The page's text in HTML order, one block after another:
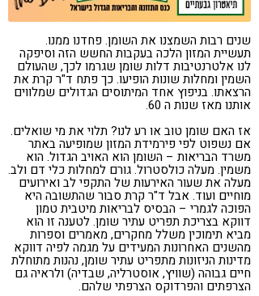
שנים רבות השמצנו את השומן. פחדנו ממנו.
תעשיית המזון הלכה בעקבות החשש הזה וסיפקה
לנו אלטרנטיבות דלות שומן שגרמו לכך, שהעולם
השמין ומחלות שונות הופיעו. כך פתח ד"ר קרת את
הרצאתו. בניפוץ אחד המיתוסים הגדולים שמלווים
אותנו מאז שנות ה 60.
אז האם שומן טוב או רע לנו? תלוי את מי שואלים.
אם נשפוט לפי פירמידת המזון שמופיעה באתר
משרד הבריאות – השומן הוא האויב הגדול. הוא
משמין. מעלה כולסטרול. גורם למחלות כלי דם ולב.
מעלה את שעור האירעות של התקפי לב ואירועים
מוחיים ועוד. אבל ד"ר קרת סבור שהתשובה היא
הפוכה לגמרי – הבסיס לבריאות מיטבית טמון
דווקא בצריכת תפריט עתיר שומן. לטענה זו הוא
מביא תימוכין משלל מחקרים, מאמרים וספרות
מהשנים האחרונות המעידים על מגמה לפיה דווקא
מדינות הניזונות מתפריט עתיר שומן, נהנות מתוחלת
חיים גבוהה (שוויץ, אוסטרליה, שבדיה) ולראיה גם
הצרפתים והפרדוקס הצרפתי שלהם.